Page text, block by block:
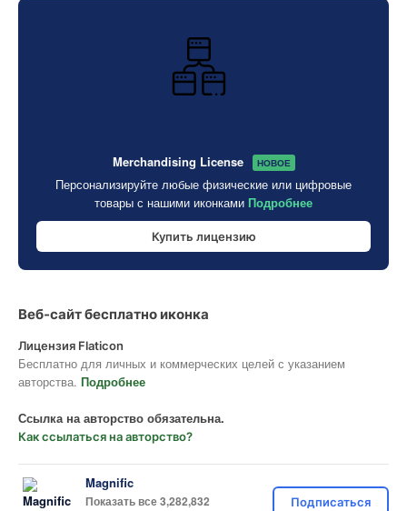
Merchandising License НОВОЕ
Персонализируйте любые физические или цифровые
товары с нашими иконками Подробнее
Купить лицензию
Веб-сайт бесплатно иконка
Лицензия Flaticon
Бесплатно для личных и коммерческих целей с указанием
авторства. Подробнее
Ссылка на авторство обязательна.
Как ссылаться на авторство?
Magnific
Показать все 3,282,832
Подписаться